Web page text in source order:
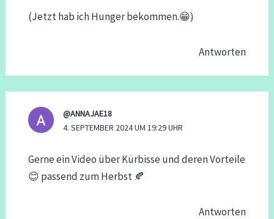
(Jetzt hab ich Hunger bekommen.😁)
Antworten
@ANNAJAE18
4. SEPTEMBER 2024 UM 19:29 UHR
Gerne ein Video über Kürbisse und deren Vorteile
😊 passend zum Herbst 🍂
Antworten